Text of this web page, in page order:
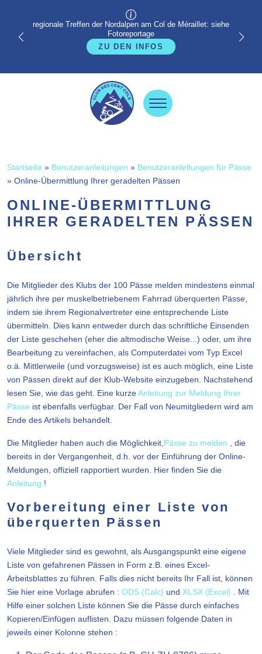
regionale Treffen der Nordalpen am Col de Méraillet: siehe
Fotoreportage
ZU DEN INFOS
Startseite » Benutzeranleitungen » Benutzeranleitungen für Pässe
» Online-Übermittlung Ihrer geradelten Pässen
ONLINE-ÜBERMITTLUNG
IHRER GERADELTEN PÄSSEN
Übersicht
Die Mitglieder des Klubs der 100 Pässe melden mindestens einmal
jährlich ihre per muskelbetriebenem Fahrrad überquerten Pässe,
indem sie ihrem Regionalvertreter eine entsprechende Liste
übermitteln. Dies kann entweder durch das schriftliche Einsenden
der Liste geschehen (eher die altmodische Weise...) oder, um ihre
Bearbeitung zu vereinfachen, als Computerdatei vom Typ Excel
o.ä. Mittlerweile (und vorzugsweise) ist es auch möglich, eine Liste
von Pässen direkt auf der Klub-Website einzugeben. Nachstehend
lesen Sie, wie das geht. Eine kurzeAnleitung zur Meldung Ihrer
Pässe ist ebenfalls verfügbar. Der Fall von Neumitgliedern wird am
Ende des Artikels behandelt.
Die Mitglieder haben auch die Möglichkeit, Pässe zu melden , die
bereits in der Vergangenheit, d.h. vor der Einführung der Online-
Meldungen, offiziell rapportiert wurden. Hier finden Sie die
Anleitung !
Vorbereitung einer Liste von
überquerten Pässen
Viele Mitglieder sind es gewohnt, als Ausgangspunkt eine eigene
Liste von gefahrenen Pässen in Form z.B. eines Excel-
Arbeitsblattes zu führen. Falls dies nicht bereits Ihr Fall ist, können
Sie hier eine Vorlage abrufen : ODS (Calc) und XLSX (Excel) . Mit
Hilfe einer solchen Liste können Sie die Pässe durch einfaches
Kopieren/Einfügen auflisten. Dazu müssen folgende Daten in
jeweils einer Kolonne stehen :